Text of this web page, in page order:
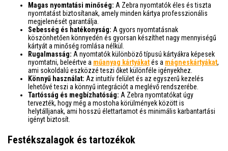
Magas nyomtatási minőség: A Zebra nyomtatók éles és tiszta
nyomtatást biztosítanak, amely minden kártya professzionális
megjelenését garantálja.
Sebesség és hatékonyság: A gyors nyomtatásnak
köszönhetően könnyedén és gyorsan készíthet nagy mennyiségű
kártyát a minőség romlása nélkül.
Rugalmasság: A nyomtatók különböző típusú kártyákra képesek
nyomtatni, beleértve a műanyag kártyákatés a mágneskártyákat,
ami sokoldalú eszközzé teszi őket különféle igényekhez.
Könnyű használat: Az intuitív felület és az egyszerű kezelés
lehetővé teszi a könnyű integrációt a meglévő rendszerébe.
Tartósság és megbízhatóság: A Zebra nyomtatókat úgy
tervezték, hogy még a mostoha körülmények között is
helytálljanak, ami hosszú élettartamot és minimális karbantartási
igényt biztosít.
Festékszalagok és tartozékok